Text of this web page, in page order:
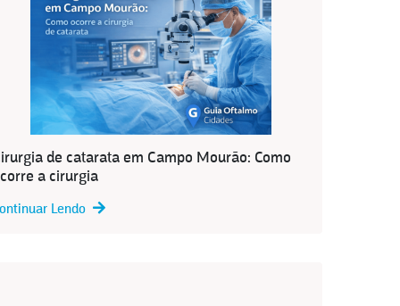
de catarata em Campo Mourão: Como
a cirurgia
Lendo